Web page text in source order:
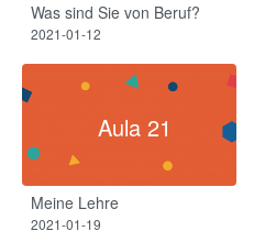
Was sind Sie von Beruf?
2021-01-12
Aula 21
Meine Lehre
2021-01-19